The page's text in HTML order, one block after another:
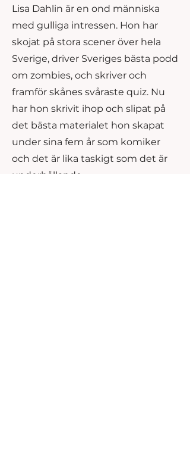
Lisa Dahlin är en ond människa
med gulliga intressen. Hon har
skojat på stora scener över hela
Sverige, driver Sveriges bästa podd
om zombies, och skriver och
framför skånes svåraste quiz. Nu
har hon skrivit ihop och slipat på
det bästa materialet hon skapat
under sina fem år som komiker
och det är lika taskigt som det är
underhållande.